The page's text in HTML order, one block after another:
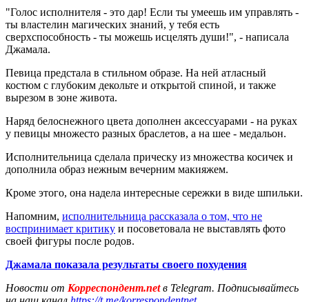
"Голос исполнителя - это дар! Если ты умеешь им управлять -
ты властелин магических знаний, у тебя есть
сверхспособность - ты можешь исцелять души!", - написала
Джамала.
Певица предстала в стильном образе. На ней атласный
костюм с глубоким декольте и открытой спиной, и также
вырезом в зоне живота.
Наряд белоснежного цвета дополнен аксессуарами - на руках
у певицы множесто разных браслетов, а на шее - медальон.
Исполнительница сделала прическу из множества косичек и
дополнила образ нежным вечерним макияжем.
Кроме этого, она надела интересные сережки в виде шпильки.
Напомним, исполнительница рассказала о том, что не
воспринимает критику и посоветовала не выставлять фото
своей фигуры после родов.
Джамала показала результаты своего похудения
Новости от Корреспондент.netв Telegram. Подписывайтесь